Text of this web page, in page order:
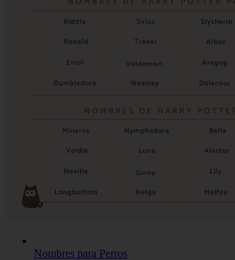
Nombres para Perros